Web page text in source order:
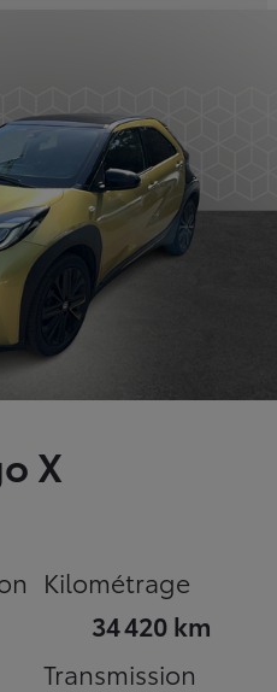
X
Kilométrage
34 420 km
Transmission